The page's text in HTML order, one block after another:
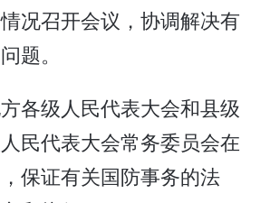
况召开会议，协调解决有
题。
各级人民代表大会和县级
民代表大会常务委员会在
保证有关国防事务的法